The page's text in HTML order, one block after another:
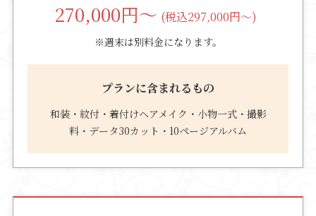
270,000円～ (税込297,000円～)
※週末は別料金になります。
プランに含まれるもの
和装・紋付・着付けヘアメイク・小物一式・撮影
料・データ30カット・10ページアルバム